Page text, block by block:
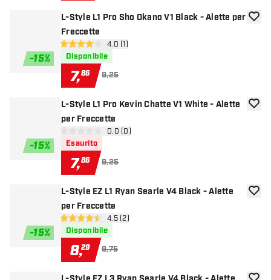
-15%
L-Style L1 Pro Sho Okano V1 Black - Alette per
Freccette
apri pannello recensioni
4 stelle di valutazione
4.0 (1)
Disponibile
7,86 9,25
-15%
L-Style L1 Pro Kevin Chatte V1 White - Alette
per Freccette
apri pannello recensioni
0 stelle di valutazione
0.0 (0)
Esaurito
7,86 9,25
-15%
L-Style EZ L1 Ryan Searle V4 Black - Alette
per Freccette
apri pannello recensioni
4.5 stelle di valutazione
4.5 (2)
Disponibile
8,29 9,75